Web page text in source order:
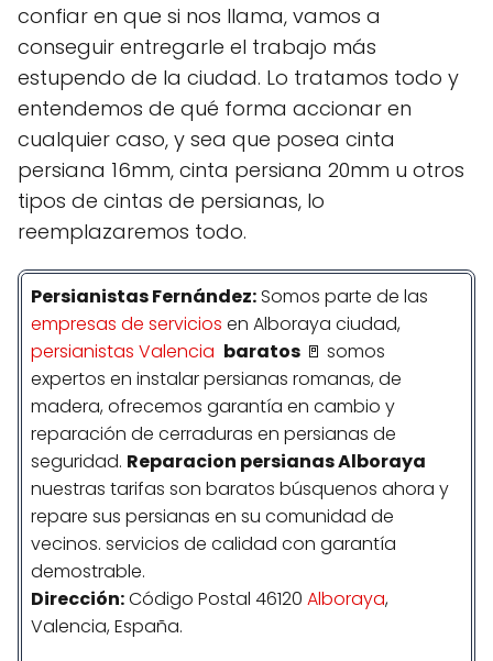
confiar en que si nos llama, vamos a
conseguir entregarle el trabajo más
estupendo de la ciudad. Lo tratamos todo y
entendemos de qué forma accionar en
cualquier caso, y sea que posea cinta
persiana 16mm, cinta persiana 20mm u otros
tipos de cintas de persianas, lo
reemplazaremos todo.
PersianistasFernández:Somos parte de las
empresas de servicios en Alboraya ciudad,
persianistas Valencia baratos 🚪 somos
expertos en instalar persianas romanas, de
madera, ofrecemos garantía en cambio y
reparación de cerraduras en persianas de
seguridad. Reparacion persianas Alboraya
nuestras tarifas son baratos búsquenos ahora y
repare sus persianas en su comunidad de
vecinos. servicios de calidad con garantía
demostrable.
Dirección:Código Postal 46120 Alboraya,
Valencia, España.